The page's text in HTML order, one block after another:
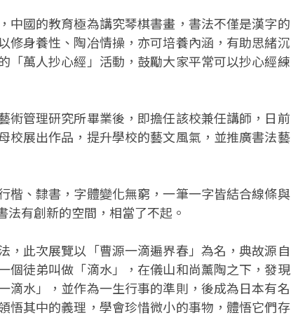
中國的教育極為講究琴棋書畫，書法不僅是漢字的
修身養性、陶冶情操，亦可培養內涵，有助思緒沉
「萬人抄心經」活動，鼓勵大家平常可以抄心經練
術管理研究所畢業後，即擔任該校兼任講師，日前
校展出作品，提升學校的藝文風氣，並推廣書法藝
楷、隸書，字體變化無窮，一筆一字皆結合線條與
有創新的空間，相當了不起。
，此次展覽以「曹源一滴遍界春」為名，典故源自
個徒弟叫做「滴水」，在儀山和尚薰陶之下，發現
滴水」，並作為一生行事的準則，後成為日本有名
悟其中的義理，學會珍惜微小的事物，體悟它們存